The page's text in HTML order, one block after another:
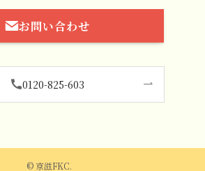
お問い合わせ
0120-825-603
©京滋FKC.